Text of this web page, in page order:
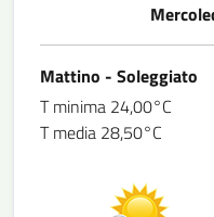
Mattino - Soleggiato
T minima 24,00°C
T media 28,50°C